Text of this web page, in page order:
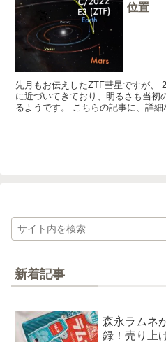
位置
先月もお伝えしたZTF彗星ですが、
に近づいてきており、明るさも当初
るようです。 こちらの記事に、詳細
新着記事
森永ラムネ
録！売り上